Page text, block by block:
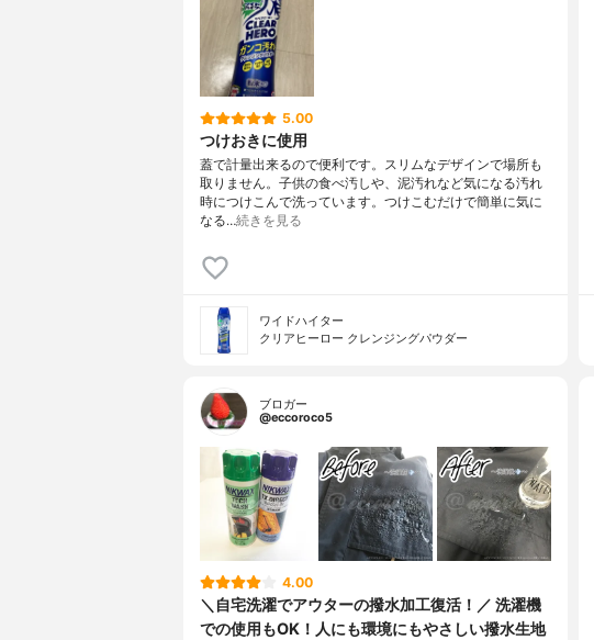
5.00
つけおきに使用
蓋で計量出来るので便利です。スリムなデザインで場所も
取りません。子供の食べ汚しや、泥汚れなど気になる汚れ
時につけこんで洗っています。つけこむだけで簡単に気に
なる…続きを見る
ワイドハイター
クリアヒーロー クレンジングパウダー
ブロガー
@eccoroco5
4.00
＼自宅洗濯でアウターの撥水加工復活！／ 洗濯機
での使用もOK！人にも環境にもやさしい撥水生地